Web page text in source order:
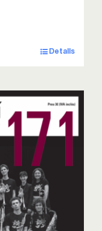
Detalls